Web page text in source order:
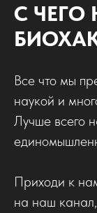
С ЧЕГО
Все что мы
наукой и
Лучше всего
Приходи к
на наш